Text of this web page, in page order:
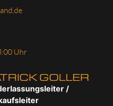
Uhr
GOLLER
/